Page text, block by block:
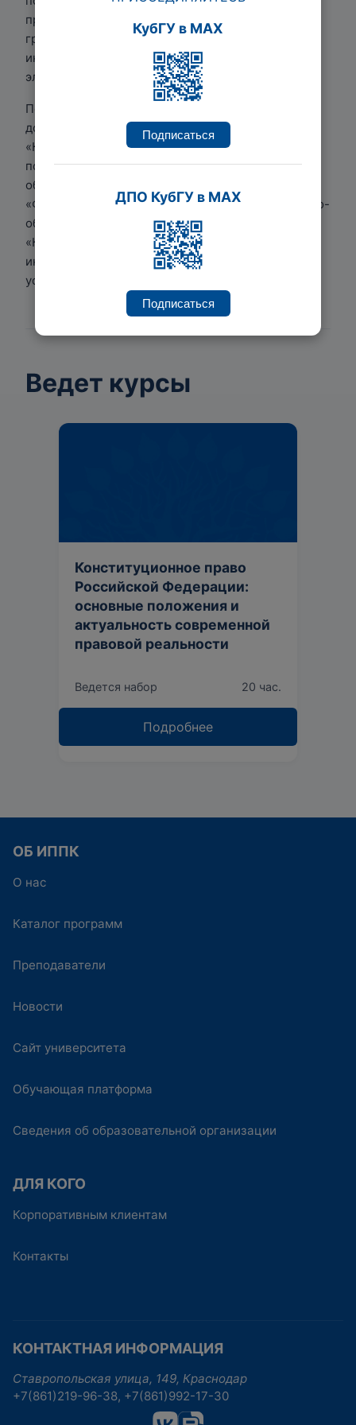
правовые аспекты формирования и развития
гражданского общества, правовая
институционализация гражданской активности,
электронная демократия.
Повышение квалификации: Факультет
дополнительного образования АНОО ВО
«Кубанский социально-экономический институт»
по программам «Педагог профессионального
образования (в области юриспруденции)»,
«Функционирование электронной информационно-
образовательной среды вуза», 2018 г.; ФГБОУ ВО
«КубГУ» по программе «Развитие электронной
информационно-образовательной среды вуза в
условиях цифровизации образования», 2021 г.
Ведет курсы
Конституционное право
Российской Федерации:
основные положения и
актуальность современной
правовой реальности
Ведется набор 20 час.
Подробнее
ОБ ИППК
О нас
Каталог программ
Преподаватели
Новости
Сайт университета
Обучающая платформа
Сведения об образовательной организации
ДЛЯ КОГО
Корпоративным клиентам
Контакты
КОНТАКТНАЯ ИНФОРМАЦИЯ
Ставропольская улица, 149, Краснодар
+7(861)219-96-38, +7(861)992-17-30
КубГУ в MAX
Подписаться
ДПО КубГУ в MAX
Подписаться